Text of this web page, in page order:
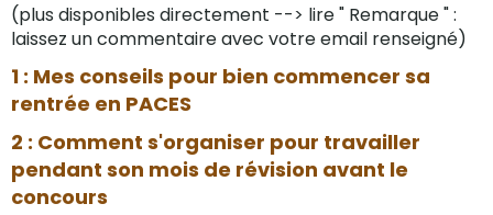
(plus disponibles directement --> lire " Remarque " :
laissez un commentaire avec votre email renseigné)
1 : Mes conseils pour bien commencer sa
rentrée en PACES
2 : Comment s'organiser pour travailler
pendant son mois de révision avant le
concours